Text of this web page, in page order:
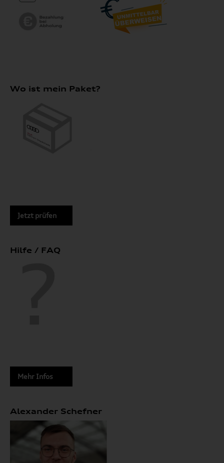
Wo ist mein Paket?
Jetzt prüfen
Hilfe / FAQ
Mehr Infos
Alexander Schefner